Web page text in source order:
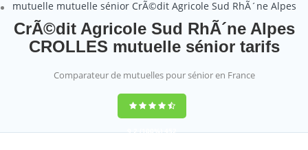
mutuelle mutuelle sénior CrÃ©dit Agricole Sud RhÃ´ne Alpes
CrÃ©dit Agricole Sud RhÃ´ne Alpes
CROLLES mutuelle sénior tarifs
Comparateur de mutuelles pour sénior en France
9,2(100%)452